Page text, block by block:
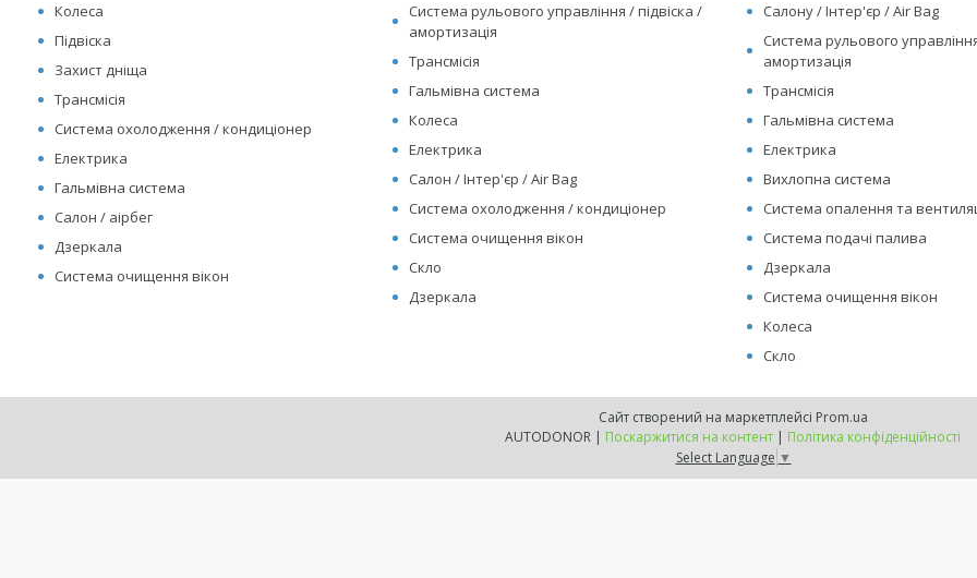
Колеса
Підвіска
Захист дніща
Трансмісія
Система охолодження / кондиціонер
Електрика
Гальмівна система
Салон / аірбег
Дзеркала
Система очищення вікон
Система рульового управління / підвіска /
амортизація
Трансмісія
Гальмівна система
Колеса
Електрика
Салон / Інтер'єр / Air Bag
Система охолодження / кондиціонер
Система очищення вікон
Скло
Дзеркала
Салону / Інтер'єр / Air Bag
Система рульового
амортизація
Трансмісія
Гальмівна система
Електрика
Вихлопна система
Система опалення та
Система подачі палива
Дзеркала
Система очищення вікон
Колеса
Скло
Сайт створений на маркетплейсі Prom.ua
AUTODONOR | Поскаржитися на контент | Політика конфіденційності
Select Language ▼